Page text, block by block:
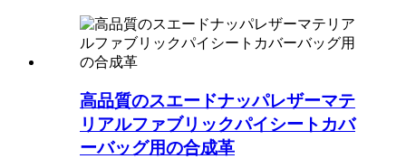
高品質のスエードナッパレザーマテ
リアルファブリックパイシートカバ
ーバッグ用の合成革